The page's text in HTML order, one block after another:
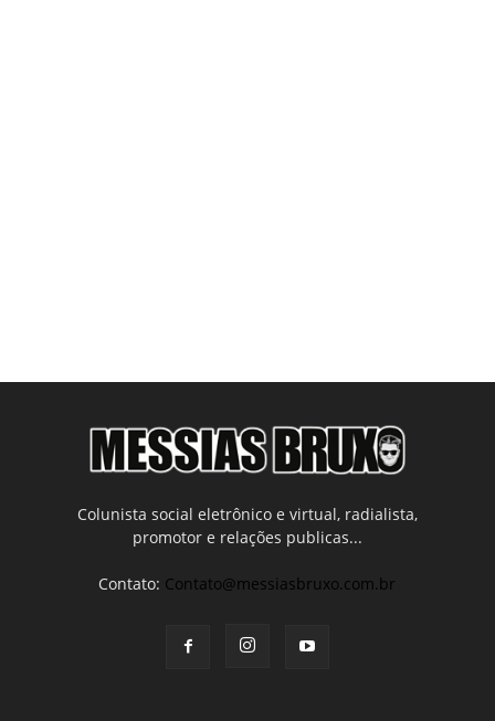
Colunista social eletrônico e virtual, radialista,
promotor e relações publicas...
Contato: Contato@messiasbruxo.com.br